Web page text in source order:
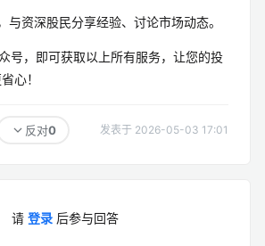
与资深股民分享经验、讨论市场动态。
号，即可获取以上所有服务，让您的投
心！
反对0 发表于 2026-05-03 17:01
请 登录 后参与回答